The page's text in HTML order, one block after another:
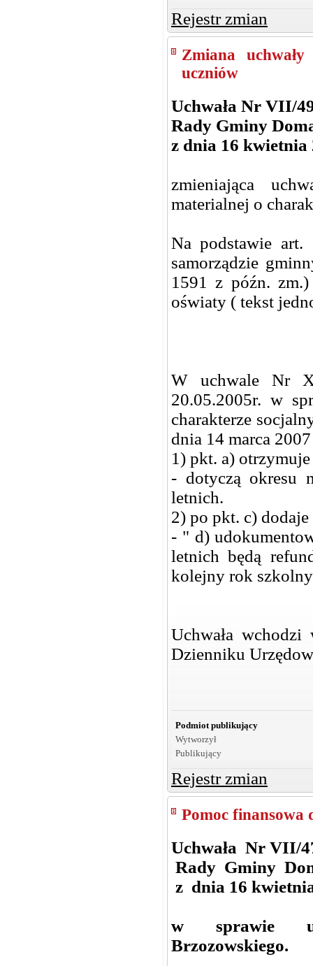
Rejestr zmian
Zmiana
uczniów
Uchwała Nr VII/
Rady Gminy
z dnia 16 kwietnia
zmieniająca
materialnej o
Na podstawie
samorządzie
1591 z późn.
oświaty ( tekst
W uchwale Nr
20.05.2005r. w
charakterze
dnia 14 marca
1) pkt. a)
- dotyczą okresu
letnich.
2) po pkt. c)
- " d)
letnich będą
kolejny rok
Uchwała
Dzienniku
Podmiot publikujący
Wytworzył
Publikujący
Rejestr zmian
Pomoc finansowa
Uchwała Nr VII/
Rady Gminy
z dnia 16
w sprawie
Brzozowskiego.